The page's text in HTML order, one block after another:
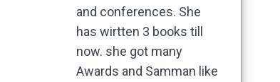
and conferences. She
has wirtten 3 books till
now. she got many
Awards and Samman like